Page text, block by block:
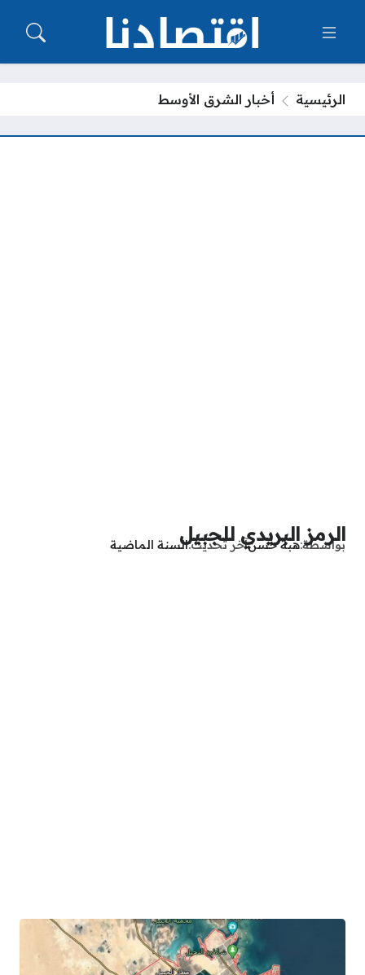
الرئيسية أخبار الشرق الأوسط
الرمز البريدي للجبيل
بواسطةهبة حسنآخر تحديثالسنة الماضية